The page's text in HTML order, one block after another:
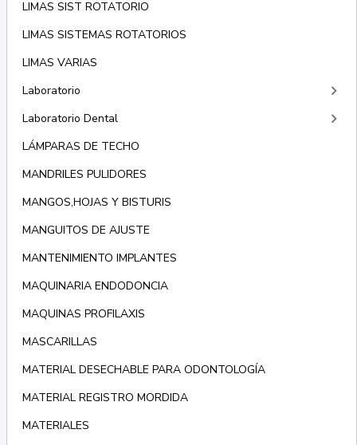
LIMAS SIST ROTATORIO
LIMAS SISTEMAS ROTATORIOS
LIMAS VARIAS
Laboratorio
keyboard_arrow_right
Laboratorio Dental keyboard_arrow_right
LÁMPARAS DE TECHO
MANDRILES PULIDORES
MANGOS,HOJAS Y BISTURIS
MANGUITOS DE AJUSTE
MANTENIMIENTO IMPLANTES
MAQUINARIA ENDODONCIA
MAQUINAS PROFILAXIS
MASCARILLAS
MATERIAL DESECHABLE PARA ODONTOLOGÍA
MATERIAL REGISTRO MORDIDA
MATERIALES